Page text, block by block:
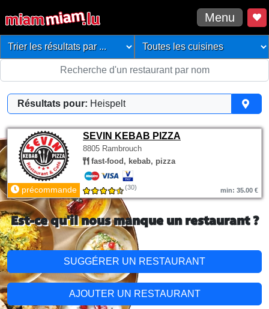
Menu
Résultats pour: Heispelt
SEVIN KEBAB PIZZA
8805 Rambrouch
fast-food, kebab, pizza
précommande (30) min: 35.00 €
Est-ce qu'il nous manque un restaurant ?
SUGGÉRER UN RESTAURANT
AJOUTER UN RESTAURANT